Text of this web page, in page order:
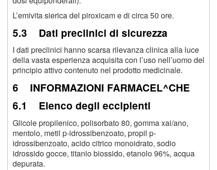
L’emivita sierica del piroxicam e di circa 50 ore.
5.3 Dati preclinici di sicurezza
I dati preclinici hanno scarsa rilevanza clinica alla luce
della vasta esperienza acquisita con l’uso nell’uomo del
principio attivo contenuto nel prodotto medicinale.
6 INFORMAZIONI FARMACEL^CHE
6.1 Elenco degli eccipienti
Glicole propilenico, polisorbato 80, gomma xai/ano,
mentolo, metil p-idrossibenzoato, propil p-
idrossibenzoato, acido citrico monoidrato, sodio
idrossido gocce, titanio biossido, etanolo 96%, acqua
depurata.